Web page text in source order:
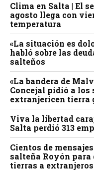
Clima en Salta | El
agosto llega con
temperatura
«La situación es
habló sobre las
salteños
«La bandera de
Concejal pidió a los
extranjericen tierra
Viva la libertad
Salta perdió 313
Cientos de
salteña Royón para
tierras a extranjeros